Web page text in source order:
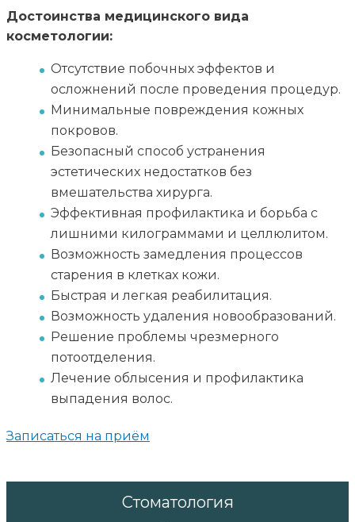
Достоинства медицинского вида
косметологии:
Отсутствие побочных эффектов и
осложнений после проведения процедур.
Минимальные повреждения кожных
покровов.
Безопасный способ устранения
эстетических недостатков без
вмешательства хирурга.
Эффективная профилактика и борьба с
лишними килограммами и целлюлитом.
Возможность замедления процессов
старения в клетках кожи.
Быстрая и легкая реабилитация.
Возможность удаления новообразований.
Решение проблемы чрезмерного
потоотделения.
Лечение облысения и профилактика
выпадения волос.
Записаться на приём
Стоматология